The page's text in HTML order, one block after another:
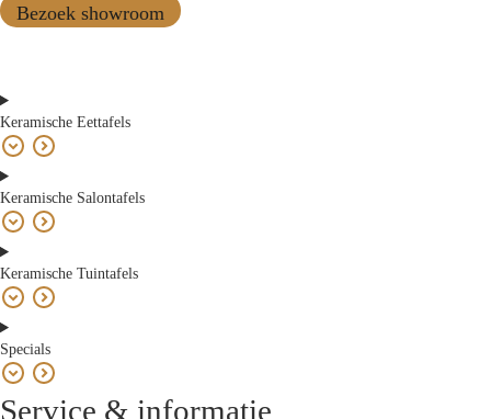
Bezoek showroom
Keramische Eettafels
Keramische Salontafels
Keramische Tuintafels
Specials
Service & informatie